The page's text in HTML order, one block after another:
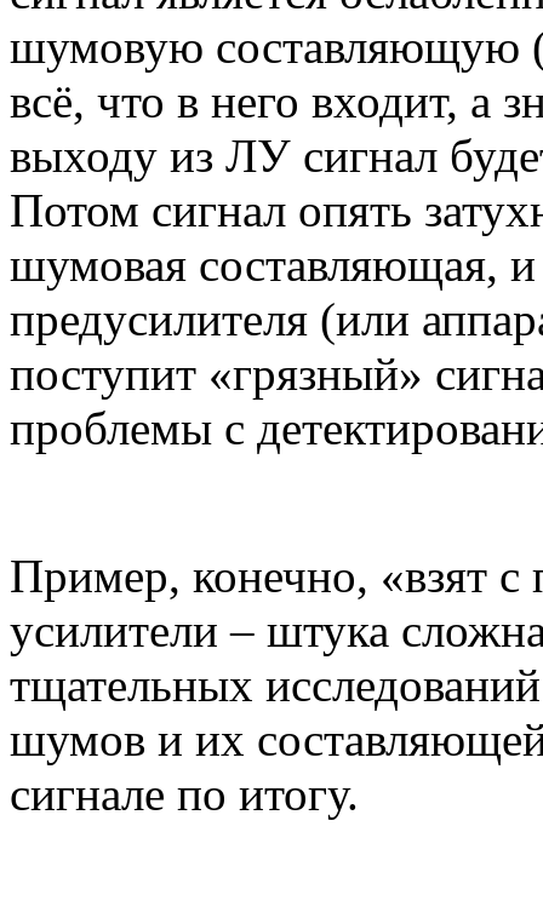
шумовую составляющую
всё, что в него входит, а
выходу из ЛУ сигнал
Потом сигнал опять
шумовая составляющая,
предусилителя (или
поступит «грязный»
проблемы с
Пример, конечно, «взят с
усилители – штука
тщательных
шумов и их
сигнале по итогу.